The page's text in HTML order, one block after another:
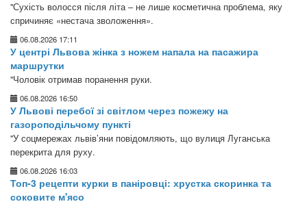
"Сухість волосся після літа – не лише косметична проблема, яку
спричиняє «нестача зволоження».
06.08.2026 17:11
У центрі Львова жінка з ножем напала на пасажира
маршрутки
"Чоловік отримав поранення руки.
06.08.2026 16:50
У Львові перебої зі світлом через пожежу на
газороподільчому пункті
"У соцмережах львів’яни повідомляють, що вулиця Луганська
перекрита для руху.
06.08.2026 16:03
Топ-3 рецепти курки в паніровці: хрустка скоринка та
соковите м'ясо